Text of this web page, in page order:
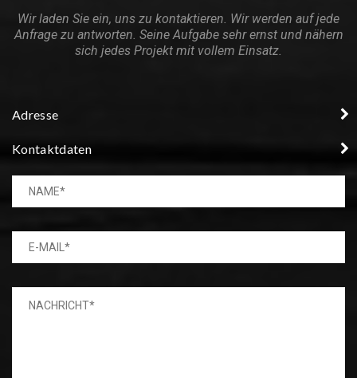
Wir laden Sie ein, uns zu kontaktieren. Wir werden auf jede
Anfrage zu antworten. Seine Aufgabe sehr ernst und nähern
sich jedes Projekt mit vollem Einsatz.
Adresse
Kontaktdaten